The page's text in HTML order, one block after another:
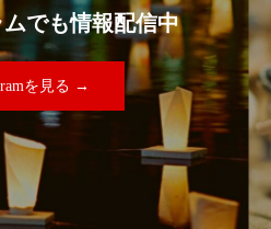
でも情報配信中
を見る →